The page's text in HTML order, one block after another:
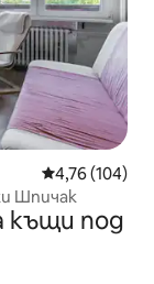
Средна
4,76 (104)
Шпичак
къщи под